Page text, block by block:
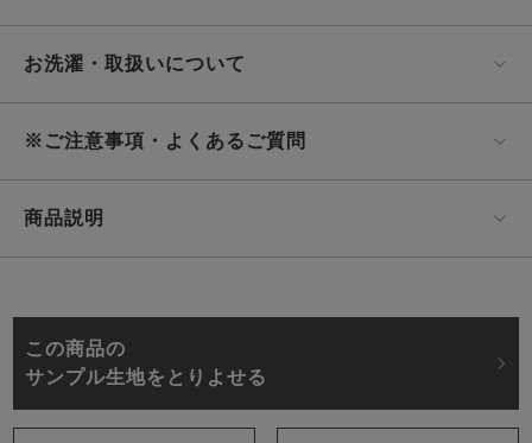
お洗濯・取扱いについて
※ご注意事項・よくあるご質問
商品説明
この商品の
サンプル生地をとりよせる